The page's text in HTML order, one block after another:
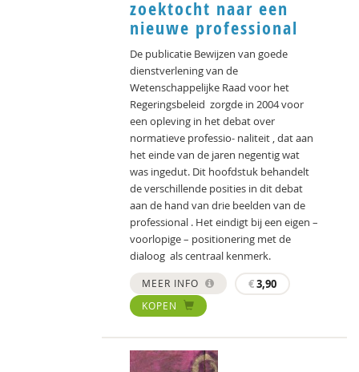
zoektocht naar een
nieuwe professional
De publicatie Bewijzen van goede
dienstverlening van de
Wetenschappelijke Raad voor het
Regeringsbeleid zorgde in 2004 voor
een opleving in het debat over
normatieve professio- naliteit , dat aan
het einde van de jaren negentig wat
was ingedut. Dit hoofdstuk behandelt
de verschillende posities in dit debat
aan de hand van drie beelden van de
professional . Het eindigt bij een eigen –
voorlopige – positionering met de
dialoog als centraal kenmerk.
MEER INFO €3,90
KOPEN